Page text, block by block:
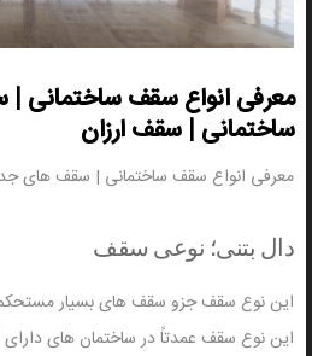
معرفی انواع سقف ساختمانی
ساختمانی | سقف ارزان
معرفی انواع سقف ساختمانی | سقف های
دال بتنی؛ نوعی سقف
این نوع سقف جزو سقف های بسیار مستحکم
این نوع سقف عمدتاً در ساختمان های دارای